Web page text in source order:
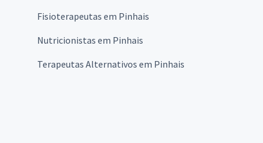
Fisioterapeutas em Pinhais
Nutricionistas em Pinhais
Terapeutas Alternativos em Pinhais